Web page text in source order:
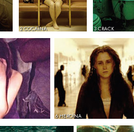
2 COCAÍNA 3 CRACK
6 HEROÍNA